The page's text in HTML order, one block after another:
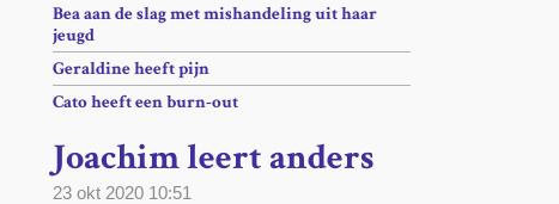
Bea aan de slag met mishandeling uit haar
jeugd
Geraldine heeft pijn
Cato heeft een burn-out
Joachim leert anders
23 okt 2020 10:51